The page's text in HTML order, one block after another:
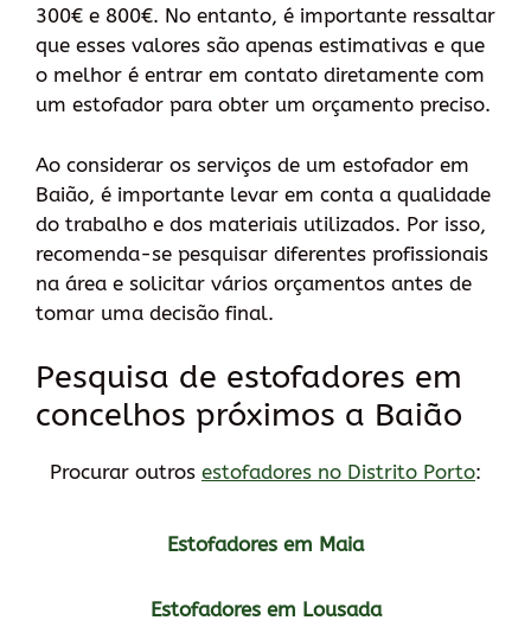
300€ e 800€. No entanto, é importante ressaltar
que esses valores são apenas estimativas e que
o melhor é entrar em contato diretamente com
um estofador para obter um orçamento preciso.
Ao considerar os serviços de um estofador em
Baião, é importante levar em conta a qualidade
do trabalho e dos materiais utilizados. Por isso,
recomenda-se pesquisar diferentes profissionais
na área e solicitar vários orçamentos antes de
tomar uma decisão final.
Pesquisa de estofadores em
concelhos próximos a Baião
Procurar outros estofadores no Distrito Porto:
Estofadores em Maia
Estofadores em Lousada